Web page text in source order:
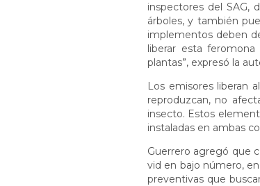
inspectores del SAG,
árboles, y también
implementos deben
liberar esta
plantas”, expresó la
Los emisores liberan
reproduzcan, no
insecto. Estos
instaladas en ambas
Guerrero agregó que
vid en bajo número,
preventivas que